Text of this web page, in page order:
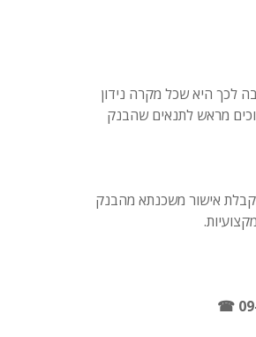
לכך היא שכל מקרה נידון
מראש לתנאים שהבנק
אישור משכנתא מהבנק